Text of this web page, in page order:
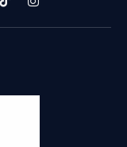
TikTokInstagram